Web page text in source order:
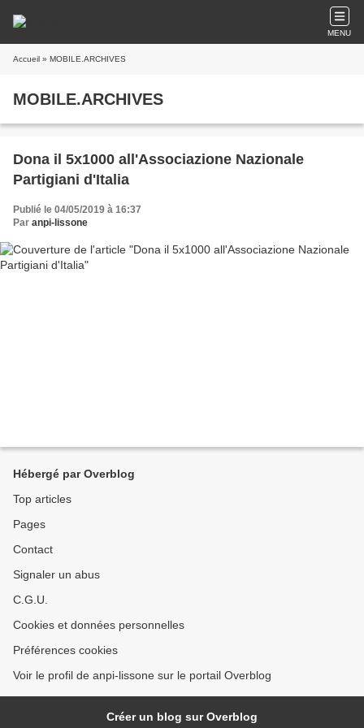
MENU
Accueil » MOBILE.ARCHIVES
MOBILE.ARCHIVES
Dona il 5x1000 all'Associazione Nazionale
Partigiani d'Italia
Publié le 04/05/2019 à 16:37
Par anpi-lissone
Hébergé par Overblog
Top articles
Pages
Contact
Signaler un abus
C.G.U.
Cookies et données personnelles
Préférences cookies
Voir le profil de anpi-lissone sur le portail Overblog
Créer un blog sur Overblog